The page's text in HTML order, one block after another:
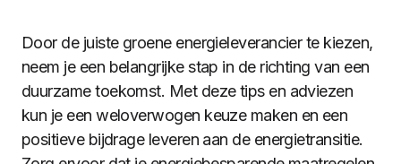
Door de juiste groene energieleverancier te kiezen,
neem je een belangrijke stap in de richting van een
duurzame toekomst. Met deze tips en adviezen
kun je een weloverwogen keuze maken en een
positieve bijdrage leveren aan de energietransitie.